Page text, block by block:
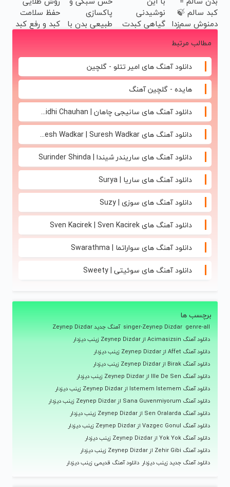
کبد سالم 🍃
دمنوش سم‌زدا
تخفیف تا
امشب
نوشیدنی
گیاهی کبدت
پاکسازی
طبیعی بدن با
حفظ سلامت
کبد و رفع کبد
تخفیف ویژه)
مطالب مرتبط
دانلود آهنگ های امیر تتلو - گلچین
هایده - گلچین آهنگ
دانلود آهنگ های سانیجی چاهان | Sunidhi Chauhan
دانلود آهنگ های Suresh Wadkar | Suresh Wadkar
دانلود آهنگ های ساریندر شیندا | Surinder Shinda
دانلود آهنگ های ساریا | Surya
دانلود آهنگ های سوزی | Suzy
دانلود آهنگ های Sven Kacirek | Sven Kacirek
دانلود آهنگ های سواراتما | Swarathma
دانلود آهنگ های سوئیتی | Sweety
برچسب ها
genre-all
singer-Zeynep Dizdar آهنگ جدید Zeynep Dizdar
دانلود آهنگ Acimasizsin از Zeynep Dizdar زینب دیزدار
دانلود آهنگ Affet از Zeynep Dizdar زینب دیزدار
دانلود آهنگ Birak از Zeynep Dizdar زینب دیزدار
دانلود آهنگ Ille De Sen از Zeynep Dizdar زینب دیزدار
دانلود آهنگ Istemem Istemem از Zeynep Dizdar زینب دیزدار
دانلود آهنگ Sana Guvenmiyorum از Zeynep Dizdar زینب دیزدار
دانلود آهنگ Sen Oralarda از Zeynep Dizdar زینب دیزدار
دانلود آهنگ Vazgec Gonul از Zeynep Dizdar زینب دیزدار
دانلود آهنگ Yok Yok از Zeynep Dizdar زینب دیزدار
دانلود آهنگ Zehir Gibi از Zeynep Dizdar زینب دیزدار
دانلود آهنگ جدید زینب دیزدار دانلود آهنگ قدیمی زینب دیزدار